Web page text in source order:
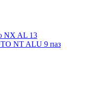
NX AL 13
NT ALU 9 паз